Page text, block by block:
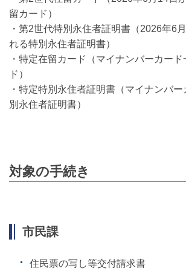
留カード）
・第2世代特別永住者証明書（2026年6
れる特別永住者証明書）
・特定在留カード（マイナンバーカー
ド）
・特定特別永住者証明書（マイナンバ
別永住者証明書）
対象の手続き
市民課
住民票の写し等交付請求書